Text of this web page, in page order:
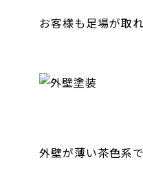
お客様も足場が取
外壁が薄い茶色系